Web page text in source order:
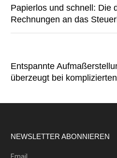
Papierlos und schnell: Die
Rechnungen an das
Entspannte
überzeugt bei
Footer
NEWSLETTER ABONNIEREN